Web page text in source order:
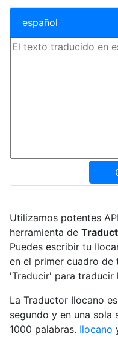
español
Utilizamos potentes
herramienta de
Puedes escribir tu
en el primer cuadro
'Traducir' para traducir
La Traductor Ilocano
segundo y en una
1000 palabras. Ilocano